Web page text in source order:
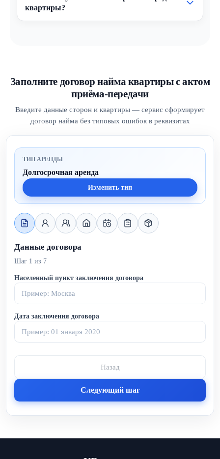
квартиры?
Заполните договор найма квартиры с актом
приёма-передачи
Введите данные сторон и квартиры — сервис сформирует
договор найма без типовых ошибок в реквизитах
ТИП АРЕНДЫ
Долгосрочная аренда
Изменить тип
Данные договора
Шаг 1 из 7
Населенный пункт заключения договора
Дата заключения договора
Назад
Следующий шаг